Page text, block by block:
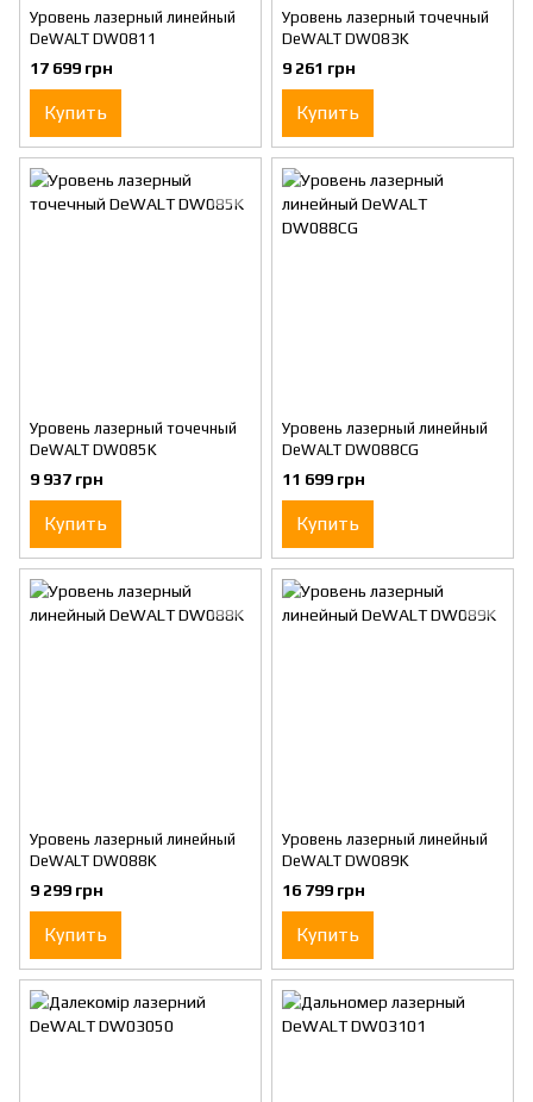
Уровень лазерный линейный
DeWALT DW0811
17 699 грн
Купить
Уровень лазерный точечный
DeWALT DW083K
9 261 грн
Купить
Уровень лазерный точечный
DeWALT DW085K
9 937 грн
Купить
Уровень лазерный линейный
DeWALT DW088CG
11 699 грн
Купить
Уровень лазерный линейный
DeWALT DW088K
9 299 грн
Купить
Уровень лазерный линейный
DeWALT DW089K
16 799 грн
Купить